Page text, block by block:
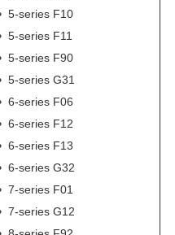
5-series F10
5-series F11
5-series F90
5-series G31
6-series F06
6-series F12
6-series F13
6-series G32
7-series F01
7-series G12